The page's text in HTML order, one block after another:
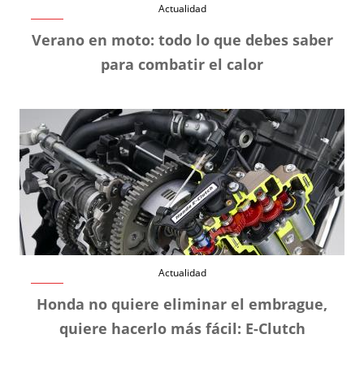
Actualidad
Verano en moto: todo lo que debes saber
para combatir el calor
Actualidad
Honda no quiere eliminar el embrague,
quiere hacerlo más fácil: E-Clutch